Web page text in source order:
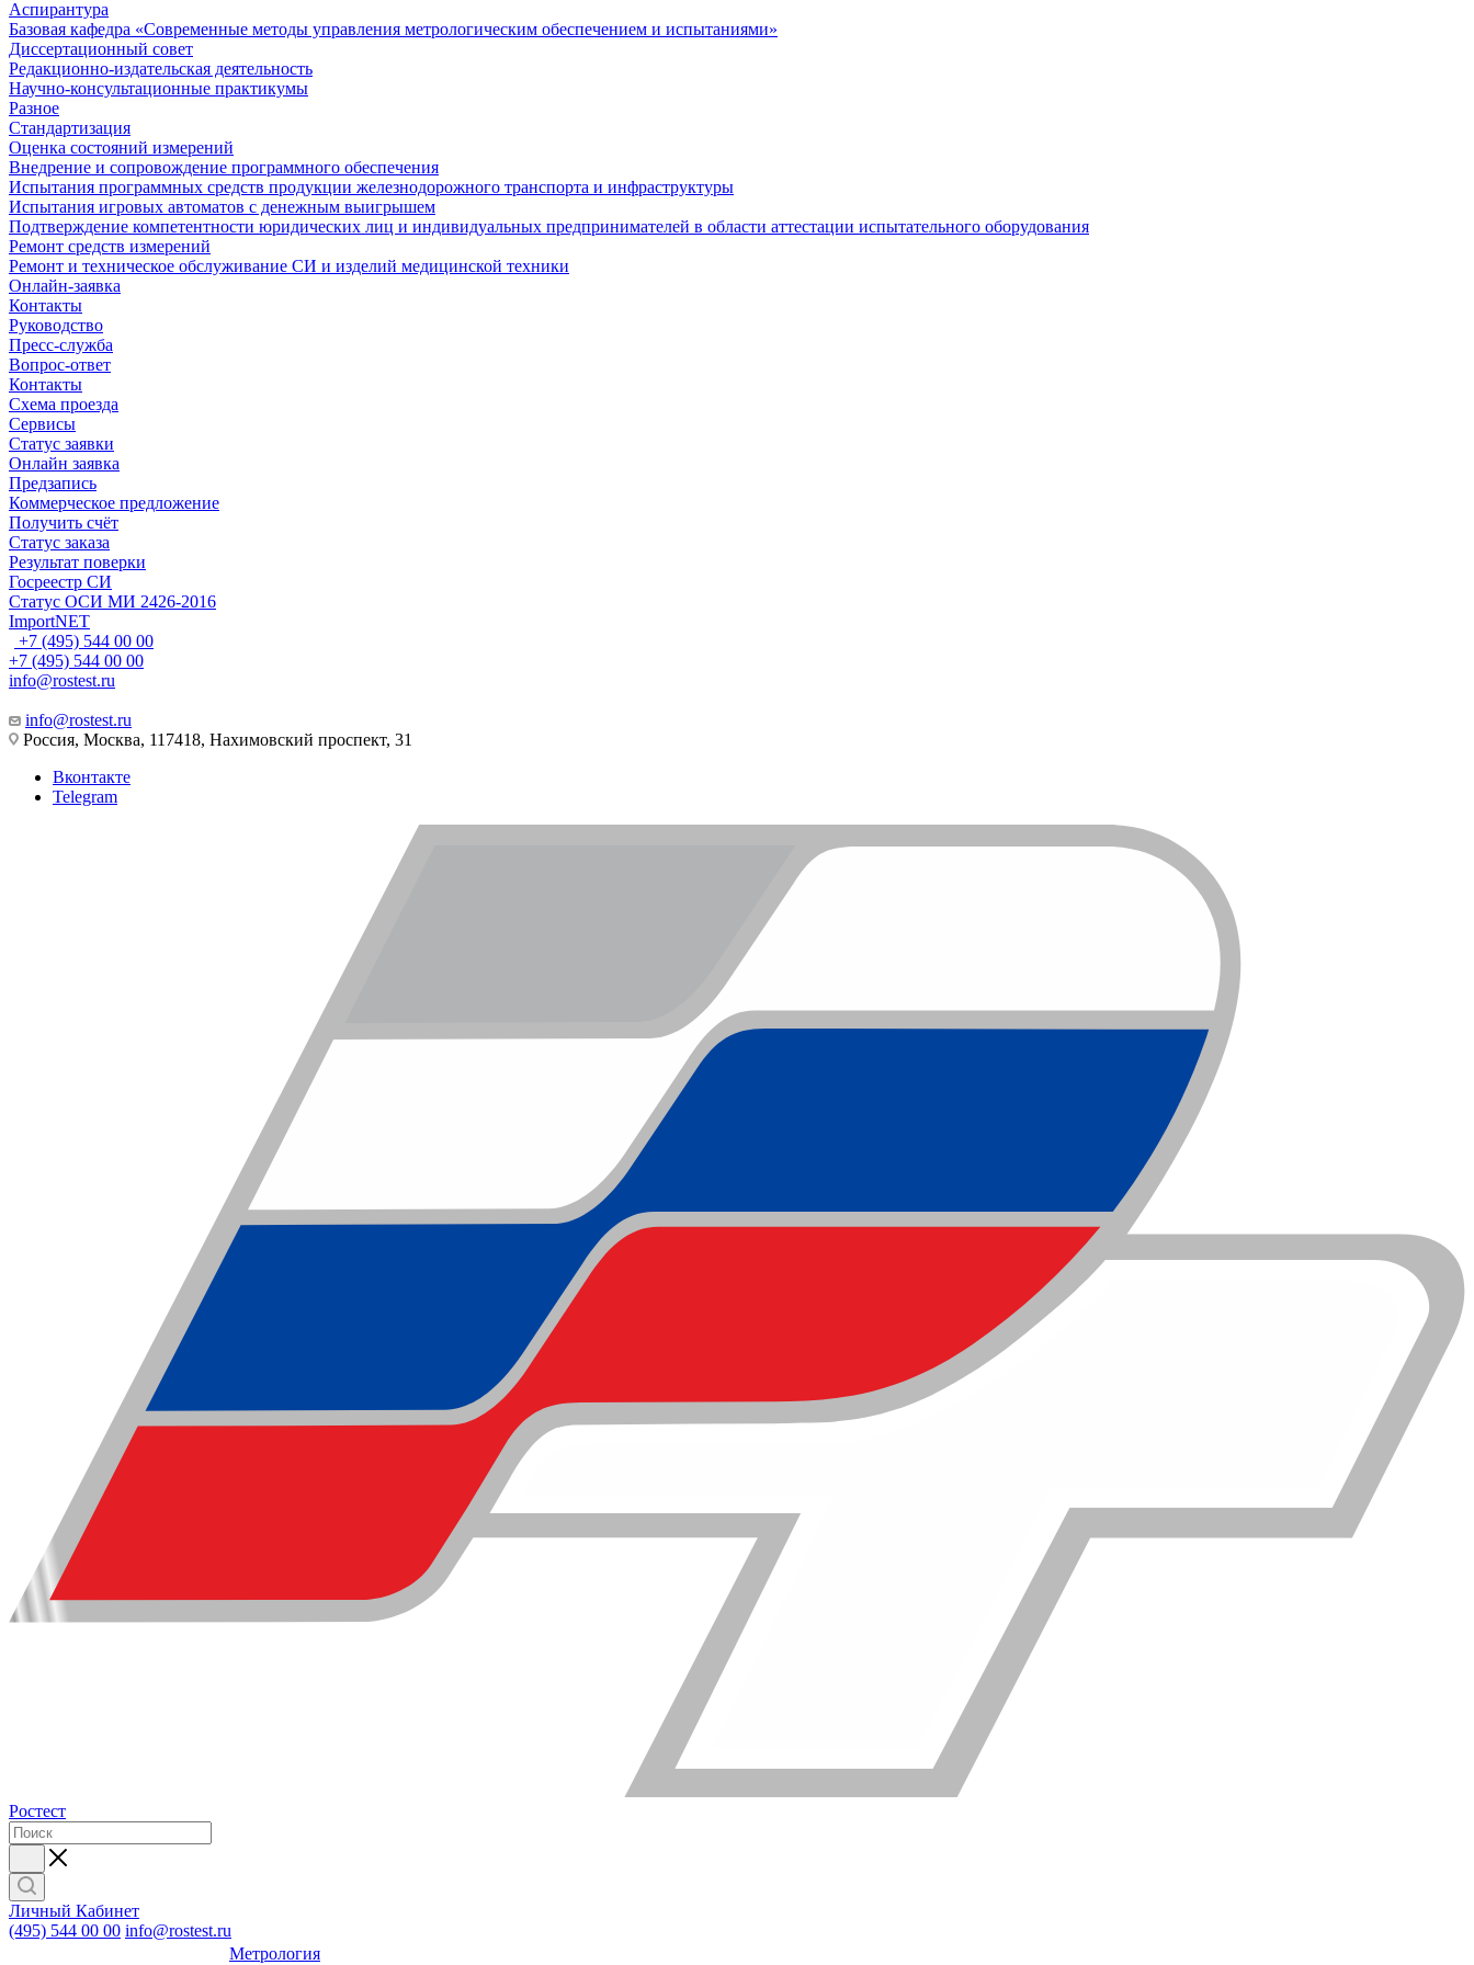
Аспирантура
Базовая кафедра «Современные методы управления метрологическим обеспечением и испытаниями»
Диссертационный совет
Редакционно-издательская деятельность
Научно-консультационные практикумы
Разное
Стандартизация
Оценка состояний измерений
Внедрение и сопровождение программного обеспечения
Испытания программных средств продукции железнодорожного транспорта и инфраструктуры
Испытания игровых автоматов с денежным выигрышем
Подтверждение компетентности юридических лиц и индивидуальных предпринимателей в области аттестации испытательного оборудования
Ремонт средств измерений
Ремонт и техническое обслуживание СИ и изделий медицинской техники
Онлайн-заявка
Контакты
Руководство
Пресс-служба
Вопрос-ответ
Контакты
Схема проезда
Сервисы
Статус заявки
Онлайн заявка
Предзапись
Коммерческое предложение
Получить счёт
Статус заказа
Результат поверки
Госреестр СИ
Статус ОСИ МИ 2426-2016
ImportNET
+7 (495) 544 00 00
+7 (495) 544 00 00
info@rostest.ru
info@rostest.ru
Россия, Москва, 117418, Нахимовский проспект, 31
Вконтакте
Telegram
Ростест
Личный Кабинет
(495) 544 00 00 info@rostest.ru
Метрология